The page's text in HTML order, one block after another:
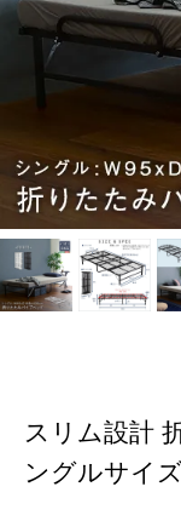
スリム設計
ングルサイ